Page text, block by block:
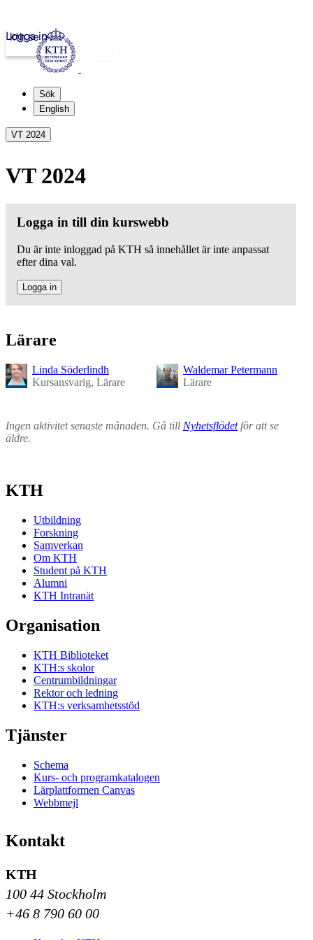
kth.se
Logga in
Sök
English
VT 2024
VT 2024
Logga in till din kurswebb
Du är inte inloggad på KTH så innehållet är inte anpassat
efter dina val.
Logga in
Lärare
Linda Söderlindh
Kursansvarig, Lärare
Waldemar Petermann
Lärare
Ingen aktivitet senaste månaden. Gå till Nyhetsflödetför att se
äldre.
KTH
Utbildning
Forskning
Samverkan
Om KTH
Student på KTH
Alumni
KTH Intranät
Organisation
KTH Biblioteket
KTH:s skolor
Centrumbildningar
Rektor och ledning
KTH:s verksamhetsstöd
Tjänster
Schema
Kurs- och programkatalogen
Lärplattformen Canvas
Webbmejl
Kontakt
KTH
100 44 Stockholm
+46 8 790 60 00